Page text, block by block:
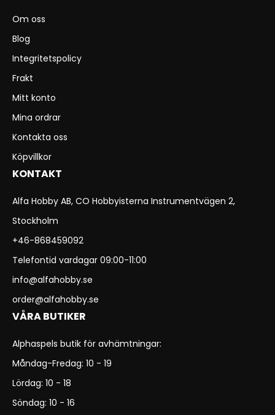
Om oss
Blog
Integritetspolicy
Frakt
Mitt konto
Mina ordrar
Kontakta oss
Köpvillkor
KONTAKT
Alfa Hobby AB, CO Hobbyisterna Instrumentvägen 2,
Stockholm
+46-868459092
Telefontid vardagar 09:00-11:00
info@alfahobby.se
order@alfahobby.se
VÅRA BUTIKER
Alphaspels butik för avhämtningar:
Måndag-Fredag: 10 - 19
Lördag: 10 - 18
Söndag: 10 - 16